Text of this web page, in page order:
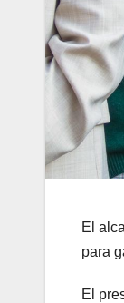
El
para
El